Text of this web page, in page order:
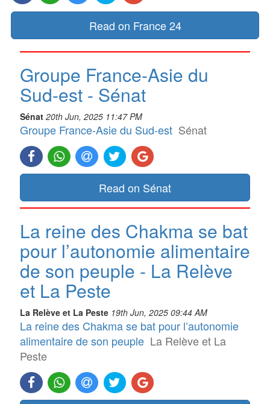
Read on France 24
Groupe France-Asie du
Sud-est - Sénat
Sénat 20th Jun, 2025 11:47 PM
Groupe France-Asie du Sud-est Sénat
Read on Sénat
La reine des Chakma se bat
pour l’autonomie alimentaire
de son peuple - La Relève
et La Peste
La Relève et La Peste 19th Jun, 2025 09:44 AM
La reine des Chakma se bat pour l’autonomie
alimentaire de son peuple La Relève et La
Peste